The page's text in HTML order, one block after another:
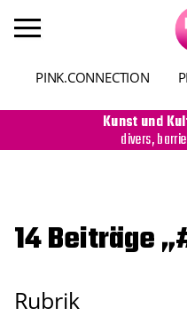
PINK.CONNECTION
Kunst und
divers,
14 Beiträge
Rubrik